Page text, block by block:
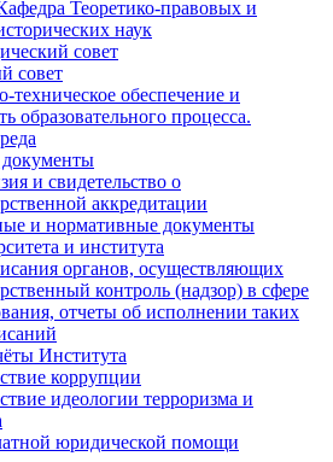
Теоретико-правовых и
наук
совет
совет
техническое обеспечение и
образовательного процесса.
и свидетельство о
аккредитации
и нормативные документы
и института
органов, осуществляющих
контроль (надзор) в сфере
отчеты об исполнении таких
Института
коррупции
идеологии терроризма и
юридической помощи